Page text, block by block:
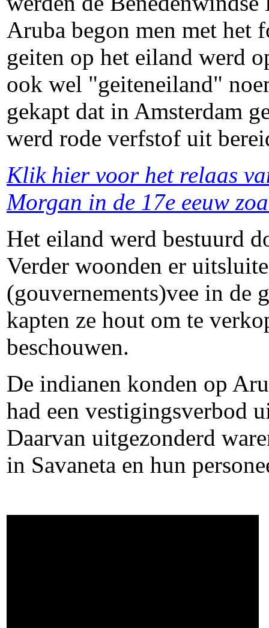
Aruba begon men met het
geiten op het eiland werd
ook wel "geiteneiland"
gekapt dat in Amsterdam
werd rode verfstof uit
Klik hier voor het relaas
Morgan in de 17e eeuw
Het eiland werd bestuurd
Verder woonden er
(gouvernements)vee in de
kapten ze hout om te
beschouwen.
De indianen konden op
had een vestigingsverbod
Daarvan uitgezonderd
in Savaneta en hun